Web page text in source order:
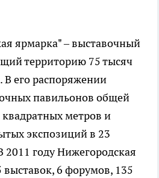
ярмарка" – выставочный
территорию 75 тысяч
В его распоряжении
павильонов общей
метров и
экспозиций в 23
2011 году Нижегородская
6 форумов, 135